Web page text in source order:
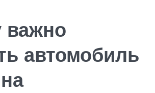
важно
автомобиль